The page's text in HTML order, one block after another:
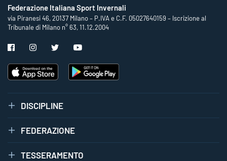
Federazione Italiana Sport Invernali
via Piranesi 46, 20137 Milano – P.IVA e C.F. 05027640159 – Iscrizione al
Tribunale di Milano n° 63, 11.12.2004
DISCIPLINE
FEDERAZIONE
TESSERAMENTO